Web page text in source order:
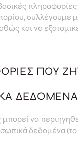
συλλέγουμε
και να
ΠΟΥ
ΔΕΔΟΜΕΝΑ
να
δεδομένα